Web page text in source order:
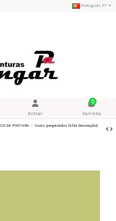
Português PT
Entrar
0
Carrinho
DE PINTURA
Cores preparados (Alta Decoração)